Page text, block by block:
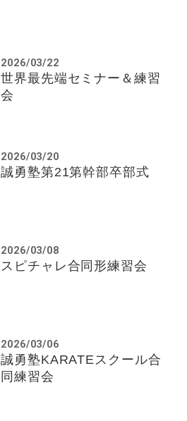
2026/03/22
世界最先端セミナー＆練習
会
2026/03/20
誠勇塾第21第幹部卒部式
2026/03/08
スピチャレ合同形練習会
2026/03/06
誠勇塾KARATEスクール合
同練習会